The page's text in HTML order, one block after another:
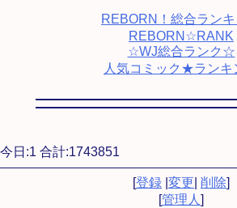
REBORN！総合ラン
REBORN☆RANK
☆WJ総合ランク☆
人気コミック★ランキ
今日:1 合計:1743851
[登録 変更 削除]
[管理人 ]